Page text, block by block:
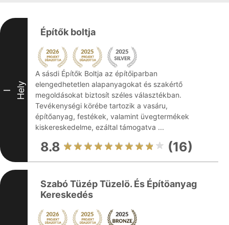
I Hely
Építők boltja
A sásdi Építők Boltja az építőiparban
elengedhetetlen alapanyagokat és szakértő
megoldásokat biztosít széles választékban.
Tevékenységi körébe tartozik a vasáru,
építőanyag, festékek, valamint üvegtermékek
kiskereskedelme, ezáltal támogatva ...
8.8 (16)
Szabó Tüzép Tüzelö. És Építöanyag
Kereskedés